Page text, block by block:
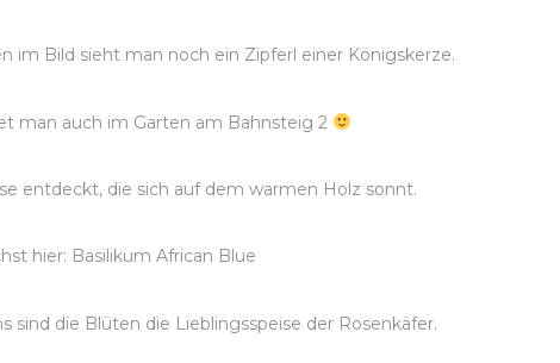
im Bild sieht man noch ein Zipferl einer Königskerze.
man auch im Garten am Bahnsteig 2
entdeckt, die sich auf dem warmen Holz sonnt.
hier: Basilikum African Blue
sind die Blüten die Lieblingsspeise der Rosenkäfer.